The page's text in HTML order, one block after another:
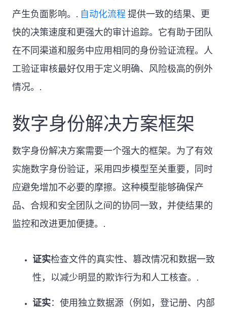
产生负面影响。. 自动化流程 提供一致的结果、更
快的决策速度和更强大的审计追踪。它有助于团队
在不同渠道和服务中应用相同的身份验证流程。人
工验证审核最好仅用于定义明确、风险极高的例外
情况。.
数字身份解决方案框架
数字身份解决方案需要一个强大的框架。为了有效
实施数字身份验证，采用四步模型至关重要，同时
应避免增加不必要的摩擦。这种模型能够确保产
品、合规和安全团队之间的协同一致，并使结果的
监控和改进更加便捷。.
证实检查文件的真实性、篡改情况和数据一致
性，以减少明显的欺诈行为和人工核查。.
证实：使用独立数据源（例如，登记册、内部